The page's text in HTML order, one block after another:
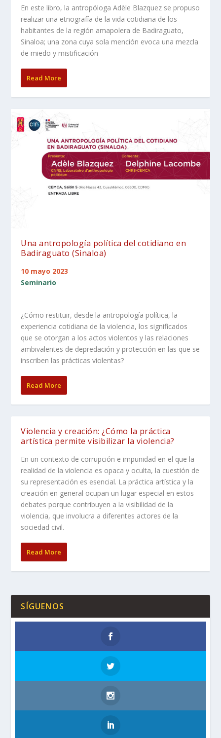
En este libro, la antropóloga Adèle Blazquez se propuso
realizar una etnografía de la vida cotidiana de los
habitantes de la región amapolera de Badiraguato,
Sinaloa; una zona cuya sola mención evoca una mezcla
de miedo y mistificación
Read More
Una antropología política del cotidiano en
Badiraguato (Sinaloa)
10 mayo 2023
Seminario
¿Cómo restituir, desde la antropología política, la
experiencia cotidiana de la violencia, los significados
que se otorgan a los actos violentos y las relaciones
ambivalentes de depredación y protección en las que se
inscriben las prácticas violentas?
Read More
Violencia y creación: ¿Cómo la práctica
artística permite visibilizar la violencia?
En un contexto de corrupción e impunidad en el que la
realidad de la violencia es opaca y oculta, la cuestión de
su representación es esencial. La práctica artística y la
creación en general ocupan un lugar especial en estos
debates porque contribuyen a la visibilidad de la
violencia, que involucra a diferentes actores de la
sociedad civil.
Read More
SÍGUENOS